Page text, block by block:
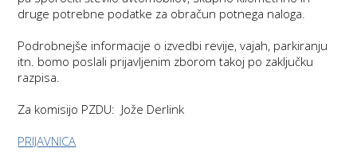
druge potrebne podatke za obračun potnega naloga.
Podrobnejše informacije o izvedbi revije, vajah, parkiranju
itn. bomo poslali prijavljenim zborom takoj po zaključku
razpisa.
Za komisijo PZDU: Jože Derlink
PRIJAVNICA